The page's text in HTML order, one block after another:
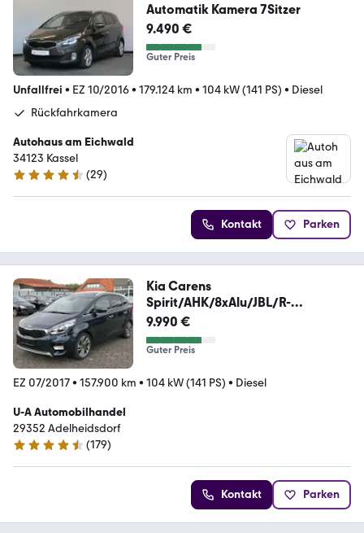
Automatik Kamera 7Sitzer
9.490 €
Guter Preis
Unfallfrei • EZ 10/2016• 179.124 km • 104 kW (141 PS) • Diesel
Rückfahrkamera
Autohaus am Eichwald
34123 Kassel
4.4 Sterne
(29)
Kontakt Parken
Kia Carens
Spirit/AHK/8xAlu/JBL/R-
Cam/4xSitzheizung
9.990 €
Guter Preis
EZ 07/2017• 157.900 km • 104 kW (141 PS) • Diesel
U-A Automobilhandel
29352 Adelheidsdorf
4.5 Sterne
(179)
Kontakt Parken